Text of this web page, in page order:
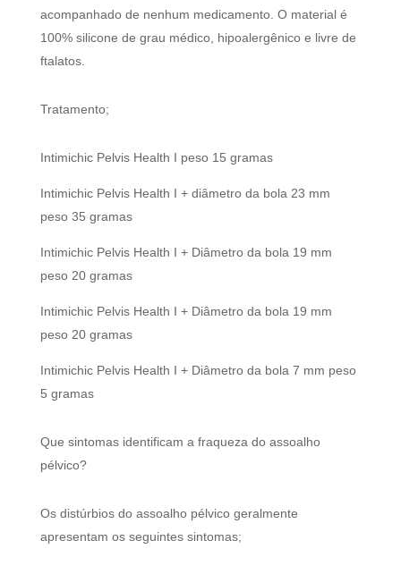
acompanhado de nenhum medicamento. O material é
100% silicone de grau médico, hipoalergênico e livre de
ftalatos.
Tratamento;
Intimichic Pelvis Health I peso 15 gramas
Intimichic Pelvis Health I + diâmetro da bola 23 mm
peso 35 gramas
Intimichic Pelvis Health I + Diâmetro da bola 19 mm
peso 20 gramas
Intimichic Pelvis Health I + Diâmetro da bola 19 mm
peso 20 gramas
Intimichic Pelvis Health I + Diâmetro da bola 7 mm peso
5 gramas
Que sintomas identificam a fraqueza do assoalho
pélvico?
Os distúrbios do assoalho pélvico geralmente
apresentam os seguintes sintomas;